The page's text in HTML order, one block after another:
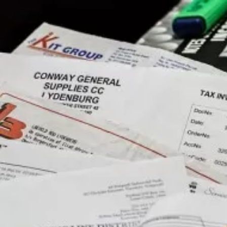
Написать нам
Мы всегда готовы помочь вам разобраться в юридических
Заполните форму ниже, и наш специалист свяжется с вами
Имя Телефон*
Согласен(а) на обработку моих персональных данных для
правами, порядком их реализации и последствиями дачи
Отправить
Мы используем cookie для
Принять